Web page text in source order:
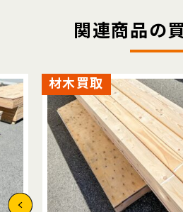
関連商品の
材木買取